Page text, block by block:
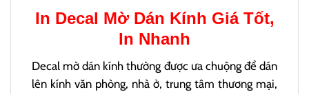
In Decal MờDán Kính Giá Tốt,
In Nhanh
Decal mờ dán kính thường được ưa chuộng để dán
lên kính văn phòng, nhà ở, trung tâm thương mại,